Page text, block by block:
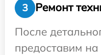
3
Ремонт
После
предоставим